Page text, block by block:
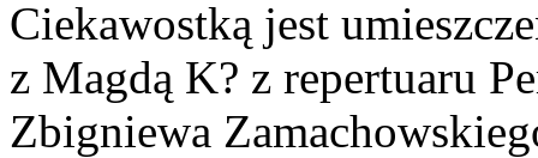
Ciekawostką jest
z Magdą K? z repertuaru
Zbigniewa